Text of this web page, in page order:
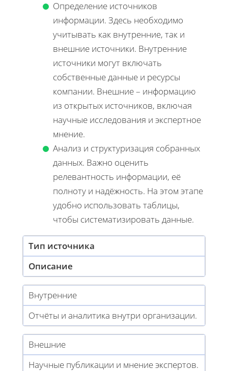
Определение источников
информации. Здесь необходимо
учитывать как внутренние, так и
внешние источники. Внутренние
источники могут включать
собственные данные и ресурсы
компании. Внешние – информацию
из открытых источников, включая
научные исследования и экспертное
мнение.
Анализ и структуризация собранных
данных. Важно оценить
релевантность информации, её
полноту и надёжность. На этом этапе
удобно использовать таблицы,
чтобы систематизировать данные.
Тип источника
Описание
Внутренние
Отчёты и аналитика внутри организации.
Внешние
Научные публикации и мнение экспертов.